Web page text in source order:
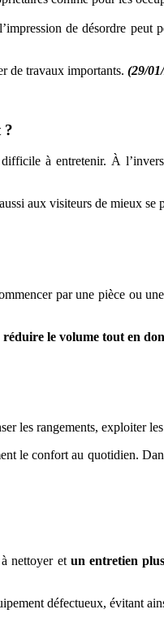
de désordre
de travaux importants. (29/
?
à entretenir. À
aux visiteurs de mieux
par une pièce ou
réduire le volume tout en
les rangements, exploiter
le confort au quotidien.
nettoyer et un entretien
défectueux, évitant